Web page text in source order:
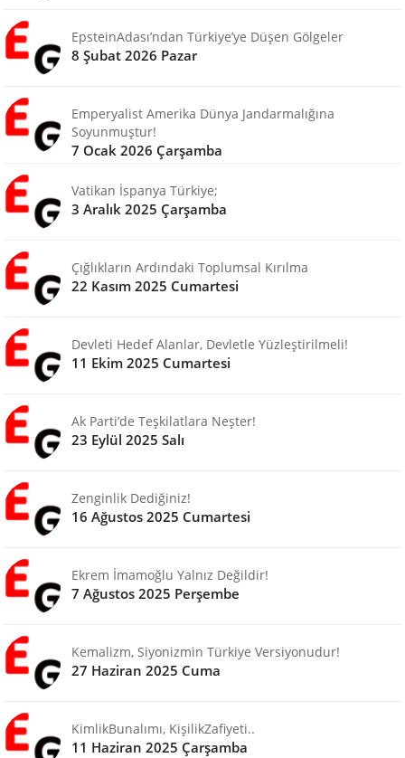
EpsteinAdası’ndan Türkiye’ye Düşen Gölgeler
8 Şubat 2026 Pazar
Emperyalist Amerika Dünya Jandarmalığına
Soyunmuştur!
7 Ocak 2026 Çarşamba
Vatikan İspanya Türkiye;
3 Aralık 2025 Çarşamba
Çığlıkların Ardındaki Toplumsal Kırılma
22 Kasım 2025 Cumartesi
Devleti Hedef Alanlar, Devletle Yüzleştirilmeli!
11 Ekim 2025 Cumartesi
Ak Parti’de Teşkilatlara Neşter!
23 Eylül 2025 Salı
Zenginlik Dediğiniz!
16 Ağustos 2025 Cumartesi
Ekrem İmamoğlu Yalnız Değildir!
7 Ağustos 2025 Perşembe
Kemalizm, Siyonizmin Türkiye Versiyonudur!
27 Haziran 2025 Cuma
KimlikBunalımı, KişilikZafiyeti..
11 Haziran 2025 Çarşamba